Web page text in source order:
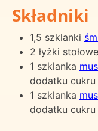
Składniki
1,5 szklanki
2 łyżki
1 szklanka
dodatku cukru
1 szklanka
dodatku cukru